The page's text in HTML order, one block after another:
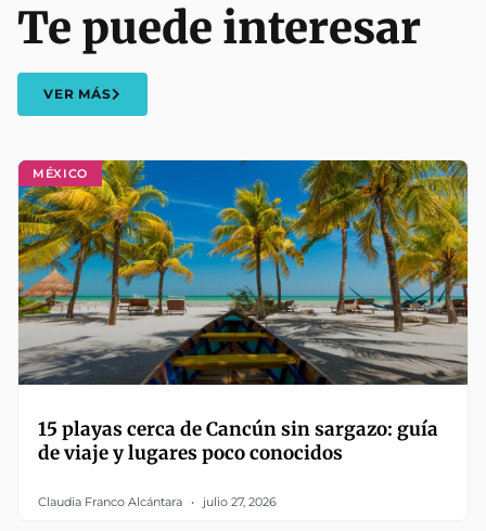
MÉXICO
15 playas cerca de Cancún sin sargazo: guía
de viaje y lugares poco conocidos
Claudia Franco Alcántara julio 27, 2026
Te puede interesar
VER MÁS